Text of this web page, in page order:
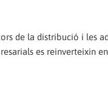
de la distribució i les
es reinverteixin